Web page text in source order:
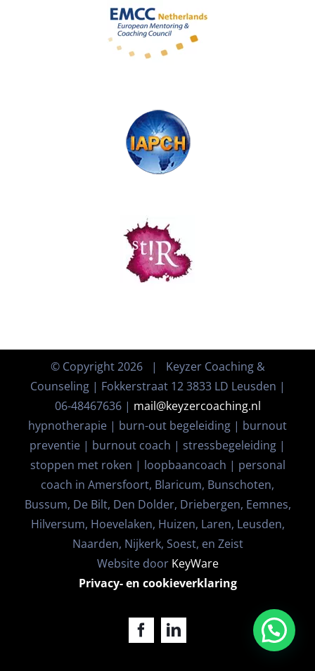
© Copyright2026 | Keyzer Coaching &
Counseling | Fokkerstraat 12 3833 LD Leusden |
06-48467636 | mail@keyzercoaching.nl
hypnotherapie | burn-out begeleiding | burnout
preventie | burnout coach | stressbegeleiding |
stoppen met roken | loopbaancoach | personal
coach in Amersfoort, Blaricum, Bunschoten,
Bussum, De Bilt, Den Dolder, Driebergen, Eemnes,
Hilversum, Hoevelaken, Huizen, Laren, Leusden,
Naarden, Nijkerk, Soest, en Zeist
Website door KeyWare
Privacy- en cookieverklaring
FacebookLinkedIn